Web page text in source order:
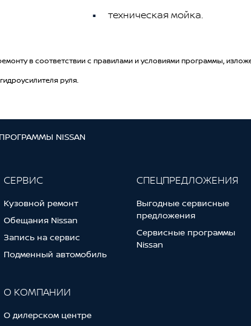
техническая мойка.
в соответствии с правилами и условиями программы,
руля.
NISSAN
СЕРВИС
Кузовной ремонт
Обещания Nissan
Запись на сервис
Подменный автомобиль
О КОМПАНИИ
О дилерском центре
СПЕЦПРЕДЛОЖЕНИЯ
Выгодные сервисные
предложения
Сервисные программы
Nissan